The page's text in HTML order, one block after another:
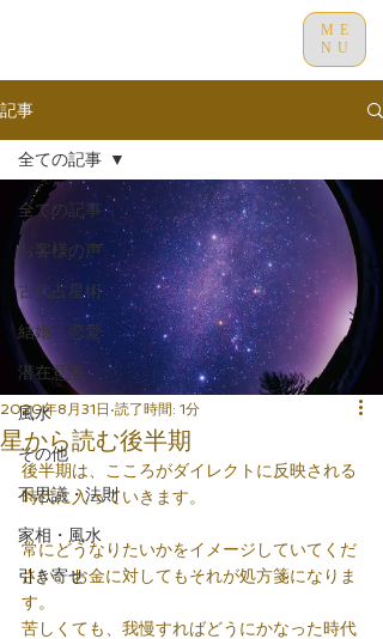
ME
NU
記事
全ての記事
お客様の声
古代占星術
結婚・恋愛
潜在意識
風水
その他
不思議・法則
家相・風水
引き寄せ
全ての記事
星から読む後半期
2020年8月31日 読了時間: 1分
後半期は、こころがダイレクトに反映される
時代に入っていきます。
常にどうなりたいかをイメージしていてくだ
さい。お金に対してもそれが処方箋になりま
す。
苦しくても、我慢すればどうにかなった時代